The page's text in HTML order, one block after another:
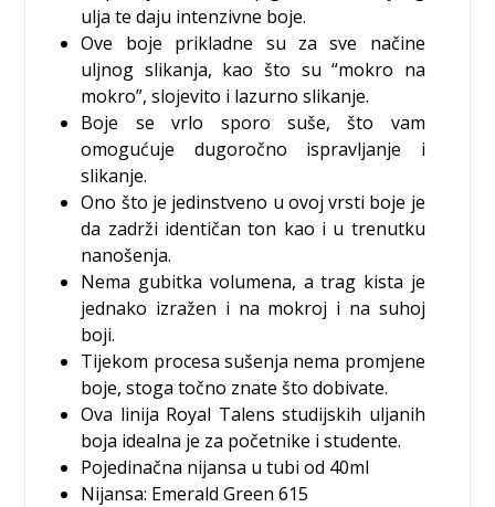
ulja te daju intenzivne boje.
Ove boje prikladne su za sve načine
uljnog slikanja, kao što su “mokro na
mokro”, slojevito i lazurno slikanje.
Boje se vrlo sporo suše, što vam
omogućuje dugoročno ispravljanje i
slikanje.
Ono što je jedinstveno u ovoj vrsti boje je
da zadrži identičan ton kao i u trenutku
nanošenja.
Nema gubitka volumena, a trag kista je
jednako izražen i na mokroj i na suhoj
boji.
Tijekom procesa sušenja nema promjene
boje, stoga točno znate što dobivate.
Ova linija Royal Talens studijskih uljanih
boja idealna je za početnike i studente.
Pojedinačna nijansa u tubi od 40ml
Nijansa: Emerald Green 615